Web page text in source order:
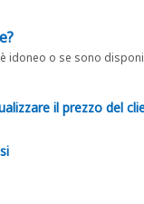
idoneo o se sono
il prezzo del